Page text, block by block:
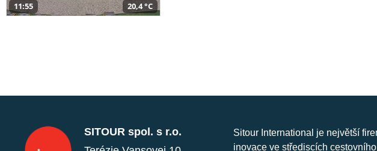
11:55 20,4 °C
SITOUR spol. s r.o.
Sitour International je největší
inovace ve střediscích